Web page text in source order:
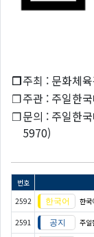
❐주최 : 문화체
❐주관 : 주일한
❐문의 : 주일한
5970)
번호
2592
한국
2591 주일